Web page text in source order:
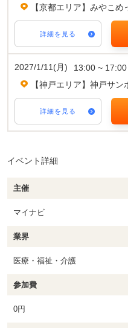
【京都エリア】みやこ
詳細を見る
2027/1/11(月)
13:00 ~ 17:00
【神戸エリア】神戸サン
詳細を見る
イベント詳細
主催
マイナビ
業界
医療・福祉・介護
参加費
0円